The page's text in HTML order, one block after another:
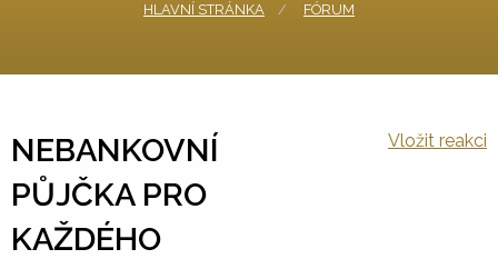
HLAVNÍ STRÁNKA FÓRUM
NEBANKOVNÍ
PŮJČKA PRO
KAŽDÉHO
Vložit reakci